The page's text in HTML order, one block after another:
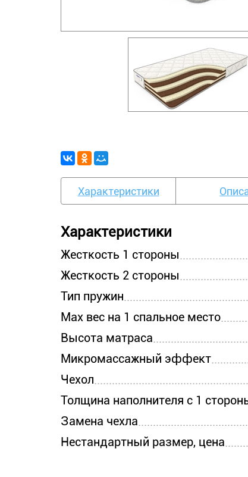
Характеристики
Характеристики
Жесткость 1 стороны
Жесткость 2 стороны
Тип пружин
Max вес на 1 спальное место
Высота матраса
Микромассажный эффект
Чехол
Толщина наполнителя с 1
Замена чехла
Нестандартный размер, цена